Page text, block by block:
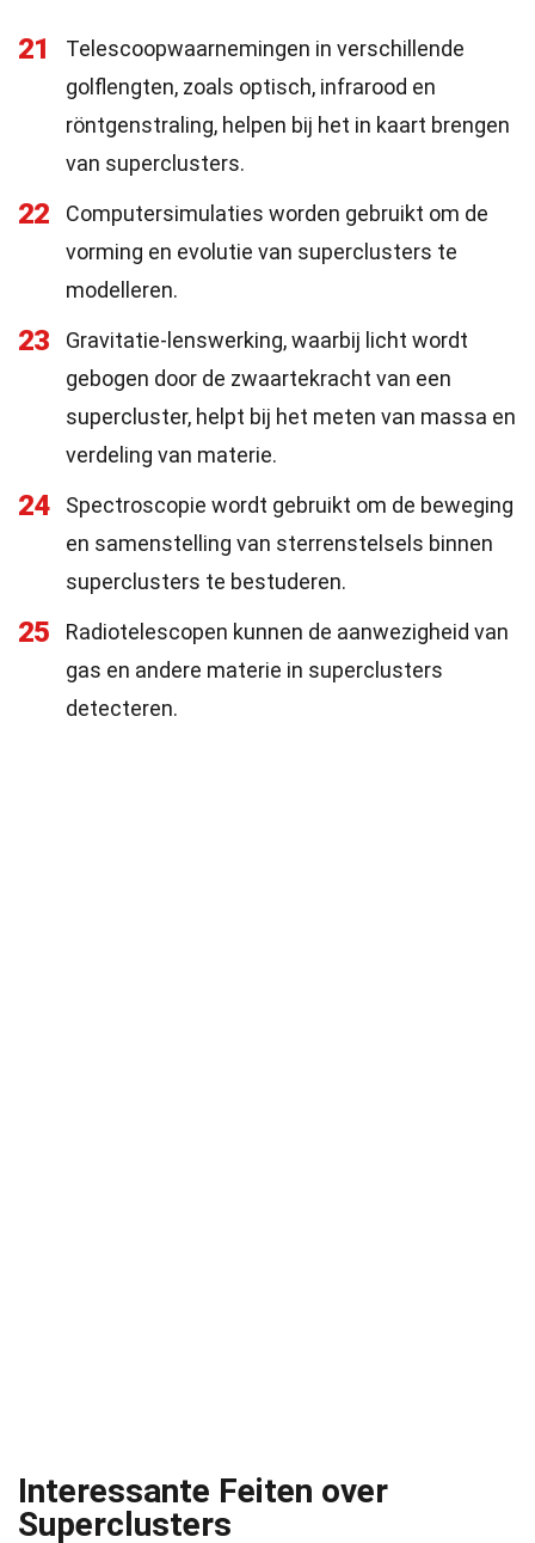
21
Telescoopwaarnemingen in verschillende
golflengten, zoals optisch, infrarood en
röntgenstraling, helpen bij het in kaart brengen
van superclusters.
22
Computersimulaties worden gebruikt om de
vorming en evolutie van superclusters te
modelleren.
23
Gravitatie-lenswerking, waarbij licht wordt
gebogen door de zwaartekracht van een
supercluster, helpt bij het meten van massa en
verdeling van materie.
24
Spectroscopie wordt gebruikt om de beweging
en samenstelling van sterrenstelsels binnen
superclusters te bestuderen.
25
Radiotelescopen kunnen de aanwezigheid van
gas en andere materie in superclusters
detecteren.
Interessante Feiten over
Superclusters